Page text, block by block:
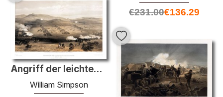
€231.00€136.29
Angriff der leichten Kavallerie-Brigade, 25. Oktober 1854, unter
William Simpson